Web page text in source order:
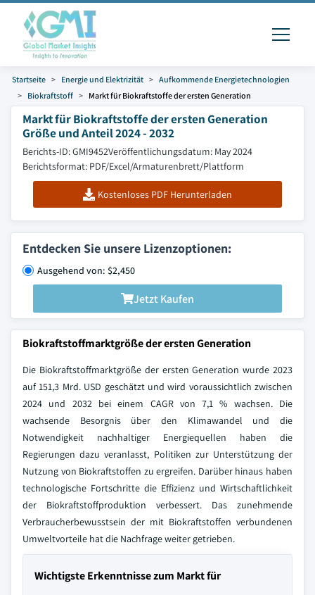
Startseite Energie und Elektrizität
Aufkommende Energietechnologien
Biokraftstoff
Markt für Biokraftstoffe der ersten Generation
Markt für Biokraftstoffe der ersten Generation
Größe und Anteil 2024 - 2032
Berichts-ID: GMI9452Veröffentlichungsdatum: May 2024
Berichtsformat: PDF/Excel/Armaturenbrett/Plattform
Kostenloses PDF Herunterladen
Entdecken Sie unsere Lizenzoptionen:
Ausgehend von: $2,450
Jetzt Kaufen
Biokraftstoffmarktgröße der ersten Generation
Die Biokraftstoffmarktgröße der ersten Generation wurde 2023
auf 151,3 Mrd. USD geschätzt und wird voraussichtlich zwischen
2024 und 2032 bei einem CAGR von 7,1 % wachsen. Die
wachsende Besorgnis über den Klimawandel und die
Notwendigkeit nachhaltiger Energiequellen haben die
Regierungen dazu veranlasst, Politiken zur Unterstützung der
Nutzung von Biokraftstoffen zu ergreifen. Darüber hinaus haben
technologische Fortschritte die Effizienz und Wirtschaftlichkeit
der Biokraftstoffproduktion verbessert. Das zunehmende
Verbraucherbewusstsein der mit Biokraftstoffen verbundenen
Umweltvorteile hat die Nachfrage weiter getrieben.
Wichtigste Erkenntnisse zum Markt für